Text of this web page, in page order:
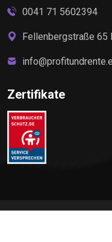
0041 71 5602394
Fellenbergstraße 65
Zertifikate